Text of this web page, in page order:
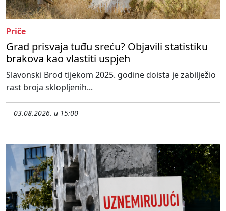
Priče
Grad prisvaja tuđu sreću? Objavili statistiku
brakova kao vlastiti uspjeh
Slavonski Brod tijekom 2025. godine doista je zabilježio
rast broja sklopljenih...
03.08.2026. u 15:00